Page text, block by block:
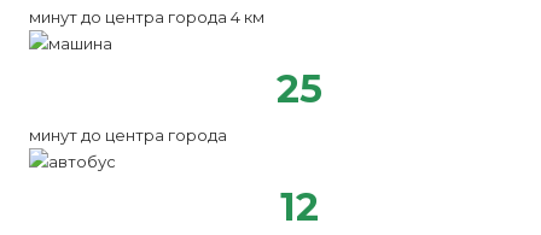
минут до центра города 4 км
25
минут до центра города
12